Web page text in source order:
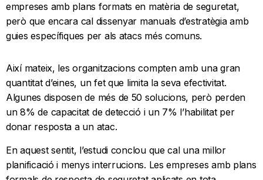
empreses amb plans formats en matèria de seguretat,
però que encara cal dissenyar manuals d’estratègia amb
guies específiques per als atacs més comuns.
Així mateix, les organitzacions compten amb una gran
quantitat d’eines, un fet que limita la seva efectivitat.
Algunes disposen de més de 50 solucions, però perden
un 8% de capacitat de detecció i un 7% l’habilitat per
donar resposta a un atac.
En aquest sentit, l’estudi conclou que cal una millor
planificació i menys interrucions. Les empreses amb plans